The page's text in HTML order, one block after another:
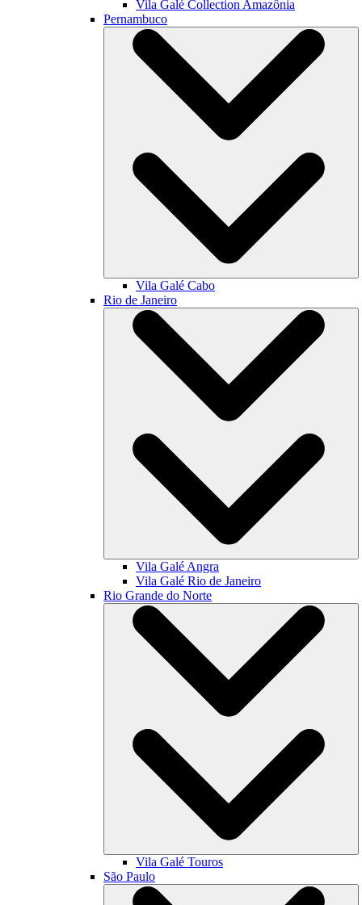
Vila Galé Collection Amazônia
Pernambuco
Vila Galé Cabo
Rio de Janeiro
Vila Galé Angra
Vila Galé Rio de Janeiro
Rio Grande do Norte
Vila Galé Touros
São Paulo